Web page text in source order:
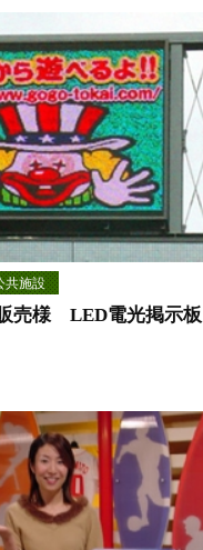
共施設
売様 LED電光掲示板